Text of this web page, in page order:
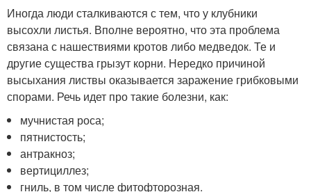
Иногда люди сталкиваются с тем, что у клубники
высохли листья. Вполне вероятно, что эта проблема
связана с нашествиями кротов либо медведок. Те и
другие существа грызут корни. Нередко причиной
высыхания листвы оказывается заражение грибковыми
спорами. Речь идет про такие болезни, как:
мучнистая роса;
пятнистость;
антракноз;
вертициллез;
гниль, в том числе фитофторозная.